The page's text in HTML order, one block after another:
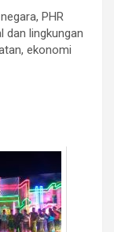
PHR
dan lingkungan
ekonomi